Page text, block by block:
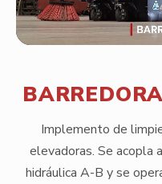
BARREDORA
Implemento de
elevadoras. Se acopla
hidráulica A-B y se